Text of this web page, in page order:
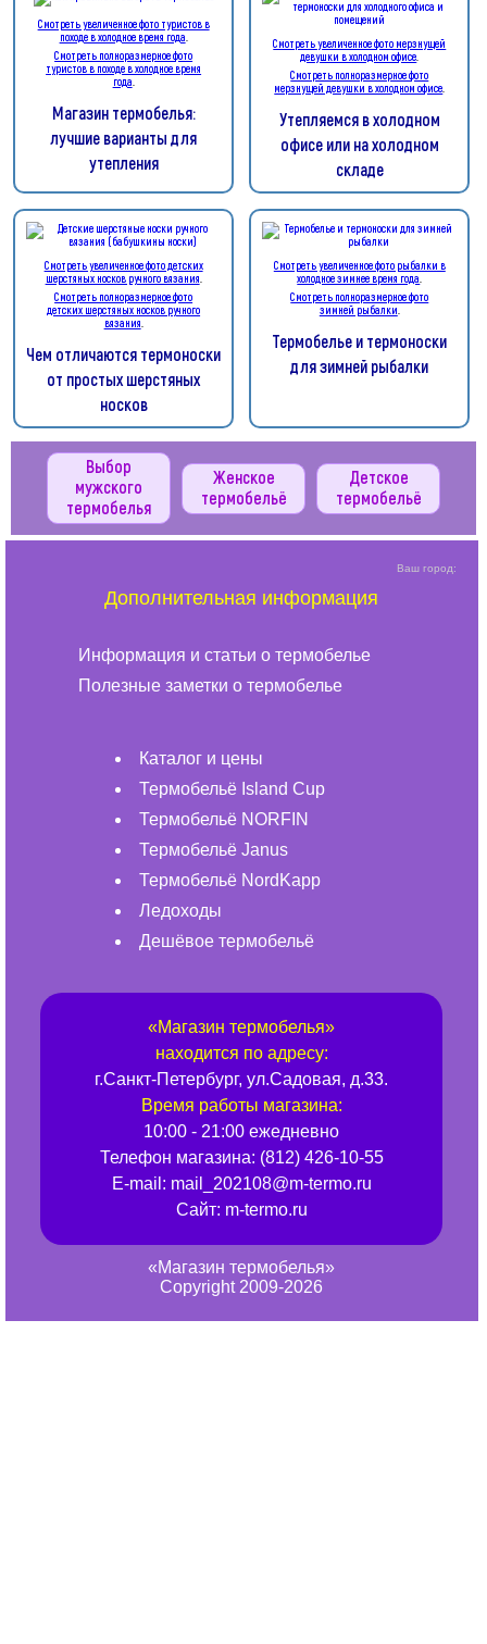
Выбор
мужского
термобелья
Женское
термобельё
Детское
термобельё
Смотреть увеличенное фото туристов в
походе в холодное время года.
Смотреть полноразмерное фото
туристов в походе в холодное время
года.
Магазин термобелья:
лучшие варианты для
утепления
Смотреть увеличенное фото мерзнущей
девушки в холодном офисе.
Смотреть полноразмерное фото
мерзнущей девушки в холодном офисе.
Утепляемся в холодном
офисе или на холодном
складе
Смотреть увеличенное фото детских
шерстяных носков ручного вязания.
Смотреть полноразмерное фото
детских шерстяных носков ручного
вязания.
Чем отличаются термоноски
от простых шерстяных
носков
Смотреть увеличенное фото рыбалки в
холодное зимнее время года.
Смотреть полноразмерное фото
зимней рыбалки.
Термобелье и термоноски
для зимней рыбалки
Ваш город:
Дополнительная информация
Информация и статьи о термобелье
Полезные заметки о термобелье
Каталог и цены
Термобельё Island Cup
Термобельё NORFIN
Термобельё Janus
Термобельё NordKapp
Ледоходы
Дешёвое термобельё
«Магазин термобелья»
находится по адресу:
г.Санкт-Петербург,ул.Садовая, д.33.
Время работы магазина:
10:00 - 21:00 ежедневно
Телефон магазина: (812) 426-10-55
E-mail: mail_202108@m-termo.ru
Сайт: m-termo.ru
«Магазин термобелья»
Copyright 2009-2026